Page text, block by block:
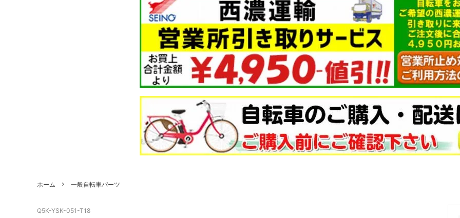
ホーム 一般自転車パーツ
Q5K-YSK-051-T18